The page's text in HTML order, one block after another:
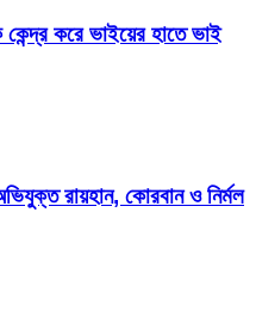
করে ভাইয়ের হাতে ভাই
রায়হান, কোরবান ও নির্মল